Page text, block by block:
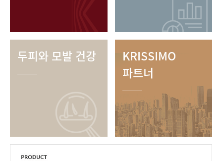
두피와 모발 건강
KRISSIMO
파트너